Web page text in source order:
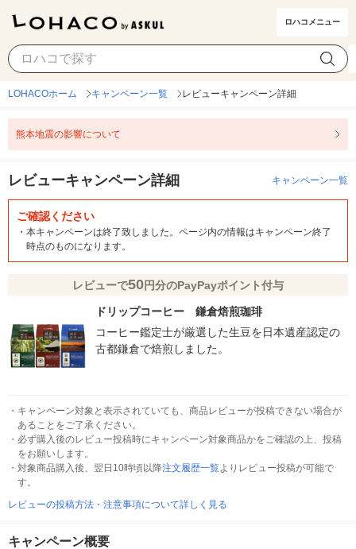
ロハコメニュー
LOHACOホーム キャンペーン一覧 レビューキャンペーン詳細
熊本地震の影響について
レビューキャンペーン詳細 キャンペーン一覧
ご確認ください
・ 本キャンペーンは終了致しました。ページ内の情報はキャンペーン終了
時点のものになります。
レビューで50円分のPayPayポイント付与
ドリップコーヒー 鎌倉焙煎珈琲
コーヒー鑑定士が厳選した生豆を日本遺産認定の
古都鎌倉で焙煎しました。
・ キャンペーン対象と表示されていても、商品レビューが投稿できない場合が
あることをご了承ください。
・ 必ず購入後のレビュー投稿時にキャンペーン対象商品かをご確認の上、投稿
をお願いします。
・ 対象商品購入後、翌日10時頃以降注文履歴一覧よりレビュー投稿が可能で
す。
レビューの投稿方法・注意事項について詳しく見る
キャンペーン概要